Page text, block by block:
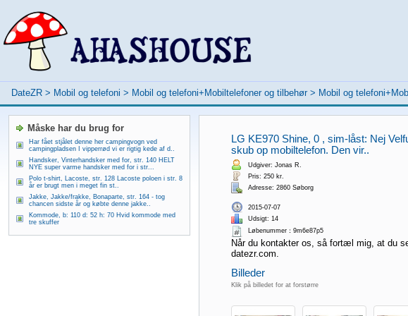
DateZR > Mobil og telefoni > Mobil og telefoni+Mobiltelefoner og tilbehør > Mobil og
LG KE970 Shine, 0 , sim-låst: Nej
skub op mobiltelefon. Den vir..
Udgiver: Jonas R.
Pris: 250 kr.
Adresse: 2860 Søborg
2015-07-07
Udsigt: 14
Løbenummer：9m6e87p5
Når du kontakter os, så fortæl mig, at du
datezr.com.
Billeder
Klik på billedet for at forstørre
Måske har du brug for
Har fået stjålet denne her campingvogn ved
campingpladsen I vipperrød vi er rigtig kede af d..
Handsker, Vinterhandsker med for, str. 140 HELT
NYE super varme handsker med for i str...
Polo t-shirt, Lacoste, str. 128 Lacoste poloen i str. 8
år er brugt men i meget fin st..
Jakke, Jakke/frakke, Bonaparte, str. 164 - tog
chancen sidste år og købte denne jakke..
Kommode, b: 110 d: 52 h: 70 Hvid kommode med
tre skuffer